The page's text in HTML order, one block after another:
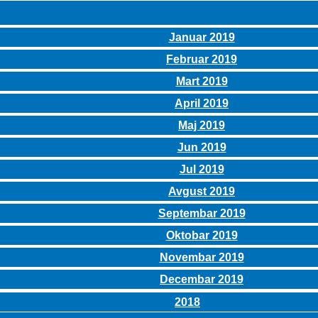
Januar 2019
Februar 2019
Mart 2019
April 2019
Maj 2019
Jun 2019
Jul 2019
Avgust 2019
Septembar 2019
Oktobar 2019
Novembar 2019
Decembar 2019
2018